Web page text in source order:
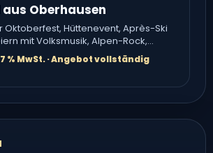
Oberhausen
Oktoberfest, Hüttenevent, Après-Ski
mit Volksmusik, Alpen-Rock,
7 % MwSt. · Angebot vollständig